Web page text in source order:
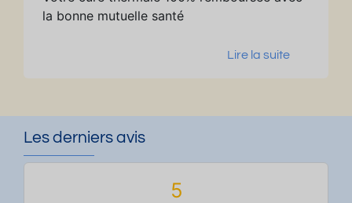
la bonne mutuelle santé
Lire la suite
Les derniers avis
5